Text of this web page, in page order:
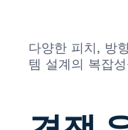
다양한 피치, 방
템 설계의 복잡